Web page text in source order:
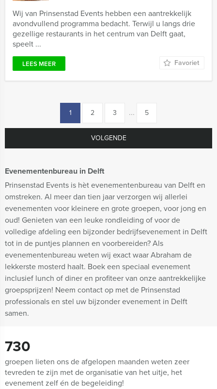
Evenementenbureau in Delft
Prinsenstad Events is hèt evenementenbureau van Delft en
omstreken. Al meer dan tien jaar verzorgen wij allerlei
evenementen voor kleinere en grote groepen, voor jong en
oud! Genieten van een leuke rondleiding of voor de
volledige afdeling een bijzonder bedrijfsevenement in Delft
tot in de puntjes plannen en voorbereiden? Als
evenementenbureau weten wij exact waar Abraham de
lekkerste mosterd haalt. Boek een speciaal evenement
inclusief lunch of diner en profiteer van onze aantrekkelijke
groepsprijzen! Neem contact op met de Prinsenstad
professionals en stel uw bijzonder evenement in Delft
samen.
Wij van Prinsenstad Events hebben een aantrekkelijk
avondvullend programma bedacht. Terwijl u langs drie
gezellige restaurants in het centrum van Delft gaat,
speelt ...
LEES MEER Favoriet
1 2 3 ... 5
VOLGENDE
730
groepen lieten ons de afgelopen maanden weten zeer
tevreden te zijn met de organisatie van het uitje, het
evenement zelf én de begeleiding!